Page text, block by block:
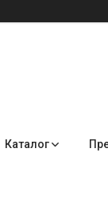
Каталог